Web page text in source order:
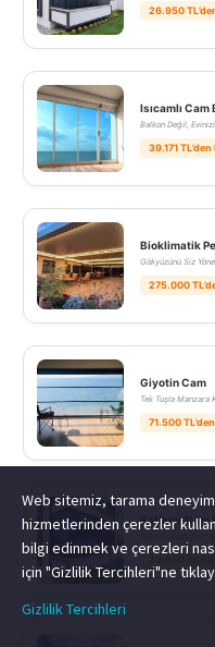
26.950
Isıcamlı Cam
Balkon Değil,
39.171
Bioklimatik
Gökyüzünü Siz
275.000
Giyotin Cam
Tek Tuşla Manzara
71.500
Katlanır Cam
Web sitemiz, tarama
hizmetlerinden çerezler
bilgi edinmek ve çerezleri
için "Gizlilik Tercihleri"ne
Gizlilik Tercihleri